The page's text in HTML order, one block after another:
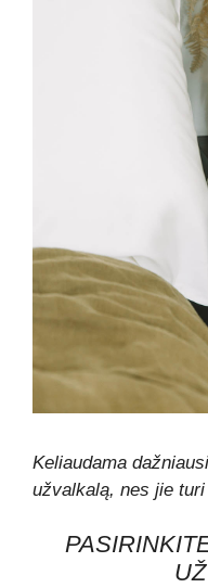
Keliaudama
užvalkalą, nes jie